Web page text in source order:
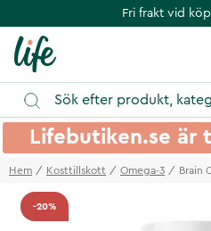
Fri frakt vid
Lifebutiken.se är
Hem Kosttillskott Omega-3 Brain
-20%